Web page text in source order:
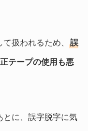
扱われるため、 誤
テープの使用も悪
とに、誤字脱字に気